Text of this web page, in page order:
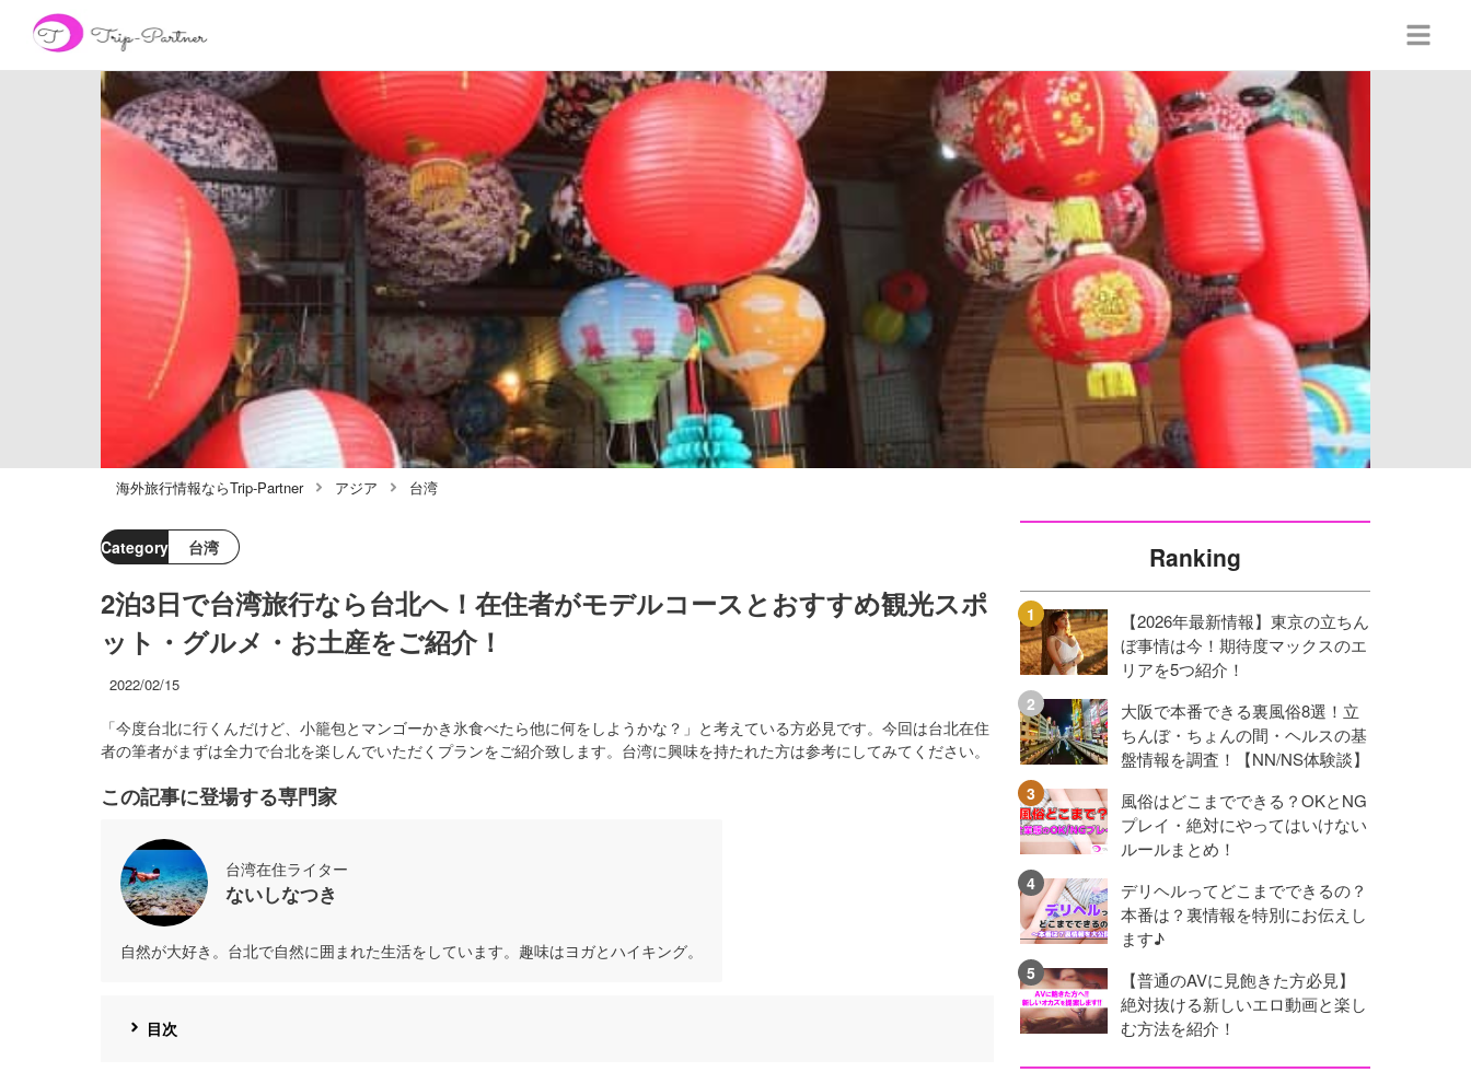
海外旅行情報ならTrip-Partner アジア 台湾
Category 台湾
2泊3日で台湾旅行なら台北へ！在住者がモデルコースとおすすめ観光スポ
ット・グルメ・お土産をご紹介！
2022/02/15
「今度台北に行くんだけど、小籠包とマンゴーかき氷食べたら他に何をしようかな？」と考えている方必見です。今回は台北在住
者の筆者がまずは全力で台北を楽しんでいただくプランをご紹介致します。台湾に興味を持たれた方は参考にしてみてください。
この記事に登場する専門家
台湾在住ライター
ないしなつき
自然が大好き。台北で自然に囲まれた生活をしています。趣味はヨガとハイキング。
目次
Ranking
【2026年最新情報】東京の立ちん
ぼ事情は今！期待度マックスのエ
リアを5つ紹介！
大阪で本番できる裏風俗8選！立
ちんぼ・ちょんの間・ヘルスの基
盤情報を調査！【NN/NS体験談】
風俗はどこまでできる？OKとNG
プレイ・絶対にやってはいけない
ルールまとめ！
デリヘルってどこまでできるの？
本番は？裏情報を特別にお伝えし
ます♪
【普通のAVに見飽きた方必見】
絶対抜ける新しいエロ動画と楽し
む方法を紹介！